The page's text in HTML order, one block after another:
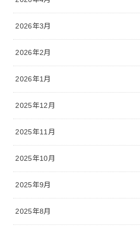
2026年3月
2026年2月
2026年1月
2025年12月
2025年11月
2025年10月
2025年9月
2025年8月